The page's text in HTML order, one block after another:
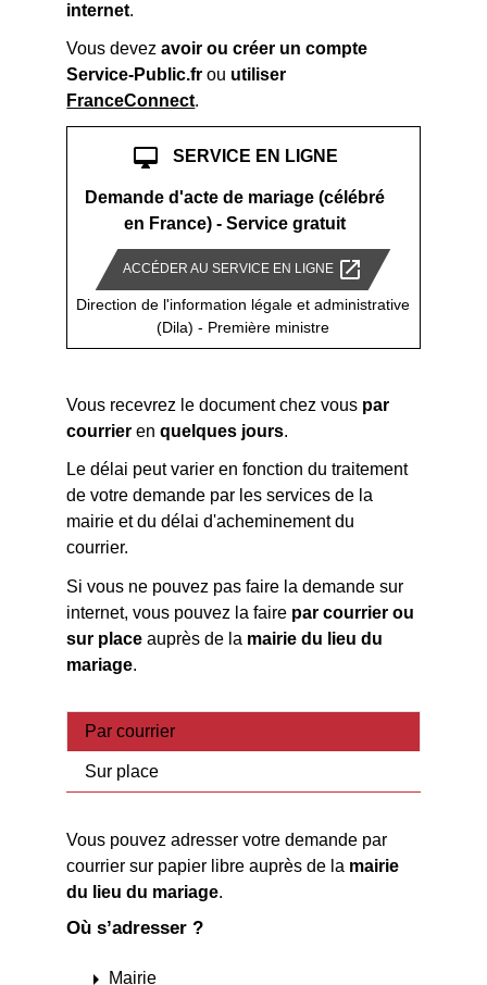
internet.
Vous devezavoir ou créer un compte
Service-Public.fr ou utiliser
FranceConnect.
desktop_mac SERVICE EN LIGNE
Demande d'acte de mariage (célébré
en France) - Service gratuit
ACCÉDER AU SERVICE EN LIGNE open_in_new
Direction de l'information légale et administrative
(Dila) - Première ministre
Vous recevrez le document chez vous par
courrierenquelques jours.
Le délai peut varier en fonction du traitement
de votre demande par les services de la
mairie et du délai d'acheminement du
courrier.
Si vous ne pouvez pas faire la demande sur
internet, vous pouvez la faire par courrier ou
sur placeauprès de la mairie du lieu du
mariage.
Par courrier
Sur place
Vous pouvez adresser votre demande par
courrier sur papier libre auprès de la mairie
du lieu du mariage.
Où s’adresser ?
Mairie